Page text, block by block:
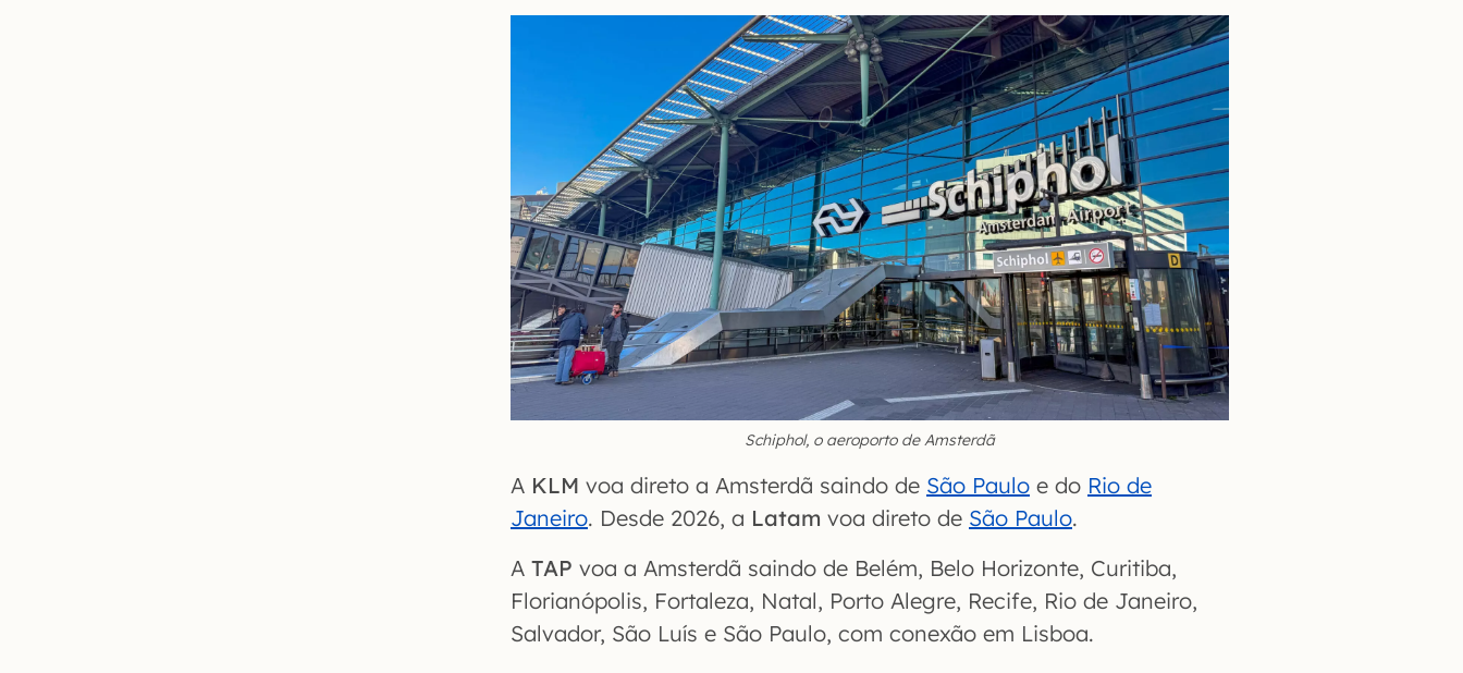
Schiphol, o aeroporto de Amsterdã
A KLM voa direto a Amsterdã saindo de São Paulo e do Rio de
Janeiro. Desde 2026, a Latam voa direto de São Paulo.
A TAP voa a Amsterdã saindo de Belém, Belo Horizonte, Curitiba,
Florianópolis, Fortaleza, Natal, Porto Alegre, Recife, Rio de Janeiro,
Salvador, São Luís e São Paulo, com conexão em Lisboa.